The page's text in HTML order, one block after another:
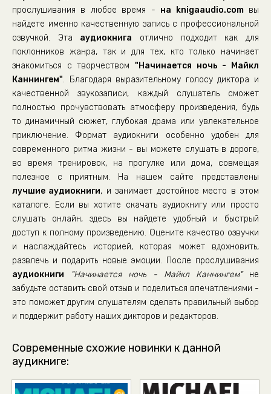
прослушивания в любое время - на knigaaudio.comвы
найдете именно качественную запись с профессиональной
озвучкой. Эта аудиокнига отлично подходит как для
поклонников жанра, так и для тех, кто только начинает
знакомиться с творчеством "Начинается ночь - Майкл
Каннингем". Благодаря выразительному голосу диктора и
качественной звукозаписи, каждый слушатель сможет
полностью прочувствовать атмосферу произведения, будь
то динамичный сюжет, глубокая драма или увлекательное
приключение. Формат аудиокниги особенно удобен для
современного ритма жизни - вы можете слушать в дороге,
во время тренировок, на прогулке или дома, совмещая
полезное с приятным. На нашем сайте представлены
лучшие аудиокниги, и занимает достойное место в этом
каталоге. Если вы хотите скачать аудиокнигу или просто
слушать онлайн, здесь вы найдете удобный и быстрый
доступ к полному произведению. Оцените качество озвучки
и наслаждайтесь историей, которая может вдохновить,
развлечь и подарить новые эмоции. После прослушивания
аудиокниги
"Начинается ночь - Майкл Каннингем"не
забудьте оставить свой отзыв и поделиться впечатлениями -
это поможет другим слушателям сделать правильный выбор
и поддержит работу наших дикторов и редакторов.
Современные схожие новинки к данной
аудикниге: